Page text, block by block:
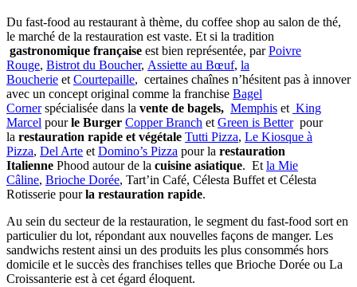
Du fast-food au restaurant à thème, du coffee shop au salon de thé,
le marché de la restauration est vaste. Et si la tradition
gastronomique française est bien représentée, parPoivre
Rouge, Bistrot du Boucher, Assiette au Bœuf, la
Boucherie et Courtepaille, certaines chaînes n’hésitent pas à innover
avec un concept original comme la franchise Bagel
Cornerspécialisée dans la vente de bagels, Memphis et King
Marcel pourle Burger Copper Branch et Green is Betterpour
la restauration rapide et végétale Tutti Pizza, Le Kiosque à
Pizza, Del Arte et Domino’s Pizza pour la restauration
Italienne Phood autour de la cuisine asiatique. Et la Mie
Câline, Brioche Dorée, Tart’in Café, Célesta Buffet et Célesta
Rotisserie pourla restauration rapide.
Au sein du secteur de la restauration, le segment du fast-food sort en
particulier du lot, répondant aux nouvelles façons de manger. Les
sandwichs restent ainsi un des produits les plus consommés hors
domicile et le succès des franchises telles que Brioche Dorée ou La
Croissanterie est à cet égard éloquent.